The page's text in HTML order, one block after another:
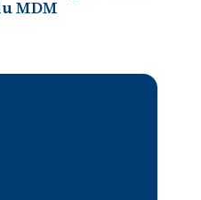
MDM